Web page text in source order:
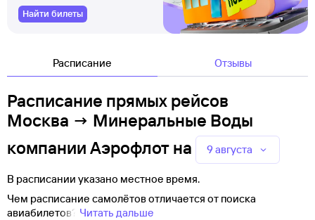
Найти билеты
Расписание Отзывы
Расписание прямых рейсов
Москва → Минеральные Воды
компании Аэрофлот на 9 августа
В расписании указано местное время.
Чем расписание самолётов отличается от поиска
авиабилетов? Читать дальше